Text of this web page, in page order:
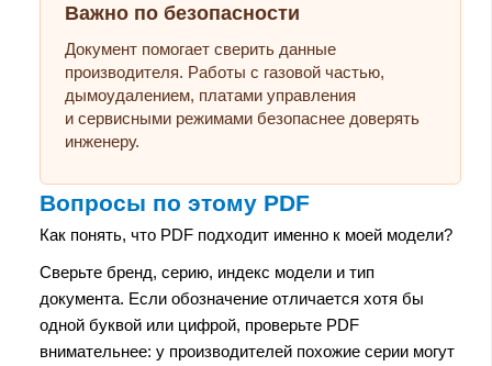
Важно по безопасности
Документ помогает сверить данные
производителя. Работы с газовой частью,
дымоудалением, платами управления
и сервисными режимами безопаснее доверять
инженеру.
Вопросы по этому PDF
Как понять, что PDF подходит именно к моей модели?
Сверьте бренд, серию, индекс модели и тип
документа. Если обозначение отличается хотя бы
одной буквой или цифрой, проверьте PDF
внимательнее: у производителей похожие серии могут